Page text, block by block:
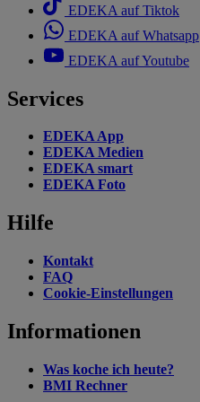
EDEKA auf Tiktok
EDEKA auf Whatsapp
EDEKA auf Youtube
Services
EDEKA App
EDEKA Medien
EDEKA smart
EDEKA Foto
Hilfe
Kontakt
FAQ
Cookie-Einstellungen
Informationen
Was koche ich heute?
BMI Rechner